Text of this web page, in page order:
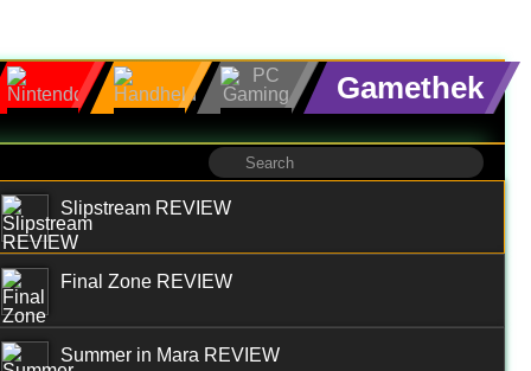
Gamethek
Slipstream REVIEW
Final Zone REVIEW
Summer in Mara REVIEW